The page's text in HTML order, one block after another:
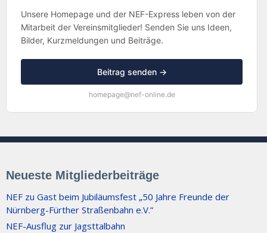
Unsere Homepage und der NEF-Express leben von der
Mitarbeit der Vereinsmitglieder! Senden Sie uns Ideen,
Bilder, Kurzmeldungen und Beiträge.
Beitrag senden →
homepage@nef-online.de
Neueste Mitgliederbeiträge
NEF zu Gast beim Jubiläumsfest „50 Jahre Freunde der
Nürnberg-Fürther Straßenbahn e.V.”
NEF-Ausflug zur Jagsttalbahn